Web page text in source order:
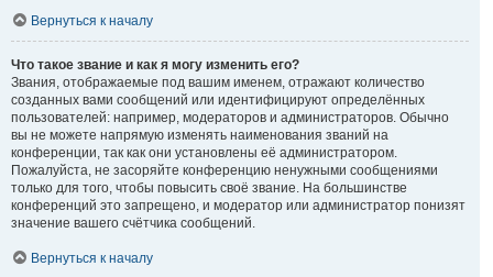
Вернуться к началу
Что такое звание и как я могу изменить его?
Звания, отображаемые под вашим именем, отражают количество
созданных вами сообщений или идентифицируют определённых
пользователей: например, модераторов и администраторов. Обычно
вы не можете напрямую изменять наименования званий на
конференции, так как они установлены её администратором.
Пожалуйста, не засоряйте конференцию ненужными сообщениями
только для того, чтобы повысить своё звание. На большинстве
конференций это запрещено, и модератор или администратор понизят
значение вашего счётчика сообщений.
Вернуться к началу